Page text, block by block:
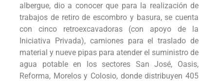
albergue, dio a conocer que para la realización de
trabajos de retiro de escombro y basura, se cuenta
con cinco retroexcavadoras (con apoyo de la
Iniciativa Privada), camiones para el traslado de
material y nueve pipas para atender el suministro de
agua potable en los sectores San José, Oasis,
Reforma, Morelos y Colosio, donde distribuyen 405